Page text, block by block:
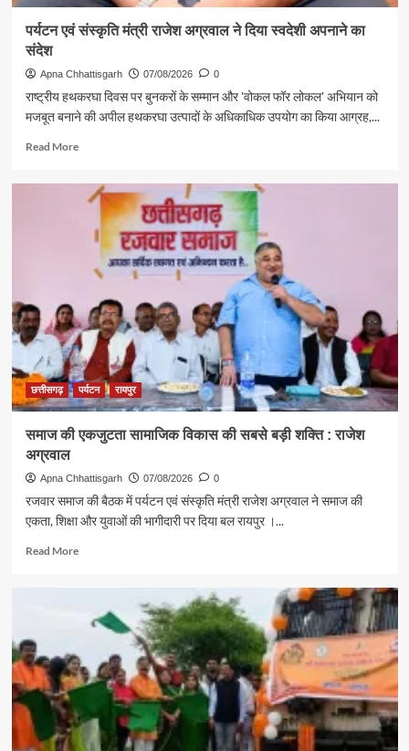
पर्यटन एवं संस्कृति मंत्री राजेश अग्रवाल ने दिया स्वदेशी अपनाने का
संदेश
Apna Chhattisgarh 07/08/2026 0
राष्ट्रीय हथकरघा दिवस पर बुनकरों के सम्मान और 'वोकल फॉर लोकल' अभियान को
मजबूत बनाने की अपील हथकरघा उत्पादों के अधिकाधिक उपयोग का किया आग्रह,...
Read MoreRead
पर्यटन
संस्कृति
राजेश
अग्रवाल
दिया
स्वदेशी
अपनाने
का
संदेश
छत्तीसगढ़ पर्यटन रायपुर
समाज की एकजुटता सामाजिक विकास की सबसे बड़ी शक्ति : राजेश
अग्रवाल
Apna Chhattisgarh 07/08/2026 0
रजवार समाज की बैठक में पर्यटन एवं संस्कृति मंत्री राजेश अग्रवाल ने समाज की
एकता, शिक्षा और युवाओं की भागीदारी पर दिया बल रायपुर ।...
Read MoreRead
एकजुटता
सामाजिक
विकास
की
बड़ी
शक्ति